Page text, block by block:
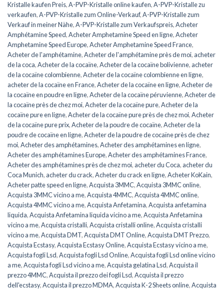
Kristalle kaufen Preis,A-PVP-Kristalle online kaufen,A-PVP-Kristalle zu
verkaufen,A-PVP-Kristalle zum Online-Verkauf,A-PVP-Kristalle zum
Verkauf in meiner Nähe,A-PVP-Kristalle zum Verkaufspreis,Acheter
Amphétamine Speed,Acheter Amphetamine Speed ​​​​en ligne,Acheter
Amphetamine Speed ​​​​Europe,Acheter Amphetamine Speed ​​​​France,
Acheter de l'amphétamine,Acheter de l'amphétamine près de moi, acheter
de la coca,Acheter de la cocaïne,Acheter de la cocaïne bolivienne, acheter
de la cocaïne colombienne,Acheter de la cocaïne colombienne en ligne,
acheter de la cocaïne en France,Acheter de la cocaïne en ligne,Acheter de
la cocaïne en poudre en ligne,Acheter de la cocaïne péruvienne,Acheter de
la cocaïne près de chez moi,Acheter de la cocaïne pure,Acheter de la
cocaïne pure en ligne,Acheter de la cocaïne pure près de chez moi,Acheter
de la cocaïne pure prix,Acheter de la poudre de cocaïne,Acheter de la
poudre de cocaïne en ligne,Acheter de la poudre de cocaïne près de chez
moi,Acheter des amphétamines,Acheter des amphétamines en ligne,
Acheter des amphétamines Europe,Acheter des amphétamines France,
Acheter des amphétamines près de chez moi, acheter du Coca, acheter du
Coca Munich, acheter du crack,Acheter du crack en ligne,Acheter KoKain,
Acheter patte speed en ligne,Acquista 3MMC,Acquista 3MMC online,
Acquista 3MMC vicino a me,Acquista 4MMC,Acquista 4MMC online,
Acquista 4MMC vicino a me,Acquista Anfetamina,Acquista anfetamina
liquida,Acquista Anfetamina liquida vicino a me,Acquista Anfetamina
vicino a me,Acquista cristalli,Acquista cristalli online,Acquista cristalli
vicino a me,Acquista DMT,Acquista DMT Online,Acquista DMT Prezzo,
Acquista Ecstasy,Acquista Ecstasy Online,Acquista Ecstasy vicino a me,
Acquista fogli Lsd,Acquista fogli Lsd Online,Acquista fogli Lsd online vicino
a me,Acquista fogli Lsd vicino a me,Acquista gelatina Lsd,Acquista il
prezzo 4MMC,Acquista il prezzo dei fogli Lsd,Acquista il prezzo
dell'ecstasy,Acquista il prezzo MDMA,Acquista K-2 Sheets online,Acquista